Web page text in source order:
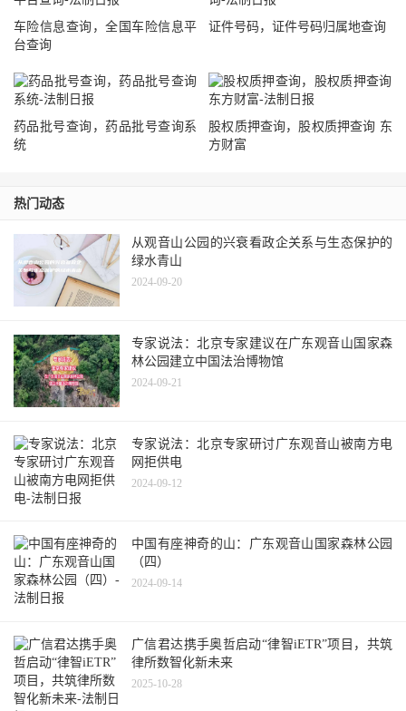
车险信息查询，全国车险信息平
台查询
证件号码，证件号码归属地查询
药品批号查询，药品批号查询系
统
股权质押查询，股权质押查询 东
方财富
热门动态
从观音山公园的兴衰看政企关系与生态保护的
绿水青山
2024-09-20
专家说法：北京专家建议在广东观音山国家森
林公园建立中国法治博物馆
2024-09-21
专家说法：北京专家研讨广东观音山被南方电
网拒供电
2024-09-12
中国有座神奇的山：广东观音山国家森林公园
（四）
2024-09-14
广信君达携手奥哲启动“律智iETR”项目，共筑
律所数智化新未来
2025-10-28